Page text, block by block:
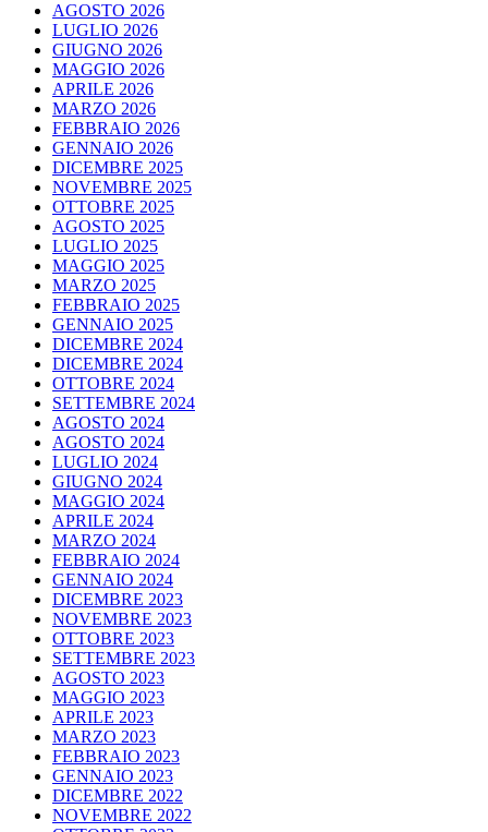
AGOSTO 2026
LUGLIO 2026
GIUGNO 2026
MAGGIO 2026
APRILE 2026
MARZO 2026
FEBBRAIO 2026
GENNAIO 2026
DICEMBRE 2025
NOVEMBRE 2025
OTTOBRE 2025
AGOSTO 2025
LUGLIO 2025
MAGGIO 2025
MARZO 2025
FEBBRAIO 2025
GENNAIO 2025
DICEMBRE 2024
DICEMBRE 2024
OTTOBRE 2024
SETTEMBRE 2024
AGOSTO 2024
AGOSTO 2024
LUGLIO 2024
GIUGNO 2024
MAGGIO 2024
APRILE 2024
MARZO 2024
FEBBRAIO 2024
GENNAIO 2024
DICEMBRE 2023
NOVEMBRE 2023
OTTOBRE 2023
SETTEMBRE 2023
AGOSTO 2023
MAGGIO 2023
APRILE 2023
MARZO 2023
FEBBRAIO 2023
GENNAIO 2023
DICEMBRE 2022
NOVEMBRE 2022